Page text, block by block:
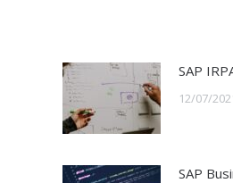
SAP
12/07/
SAP